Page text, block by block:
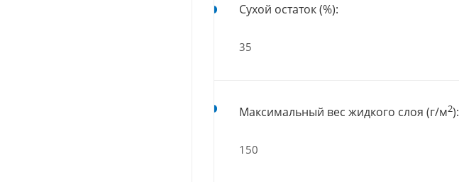
Сухой остаток (%):
35
Максимальный вес жидкого слоя (г/м2):
150